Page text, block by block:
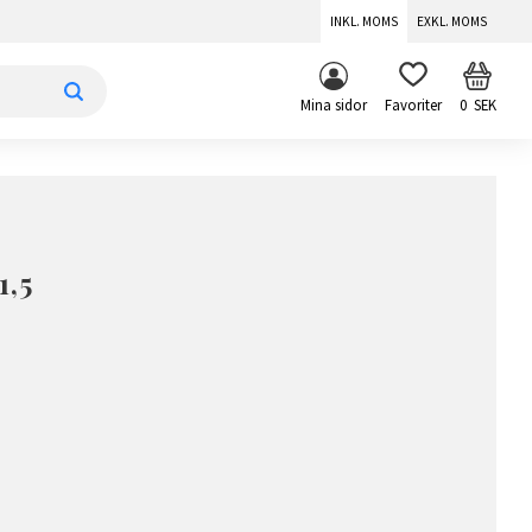
INKL. MOMS EXKL. MOMS
Mina sidor FAVORITER 0SEK